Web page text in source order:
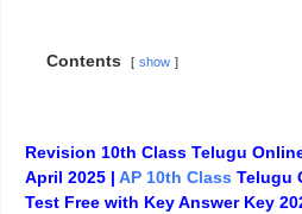
Contents show
Revision 10th Class Telugu
April 2025 | AP 10th Class Telugu
Test Free with Key Answer Key